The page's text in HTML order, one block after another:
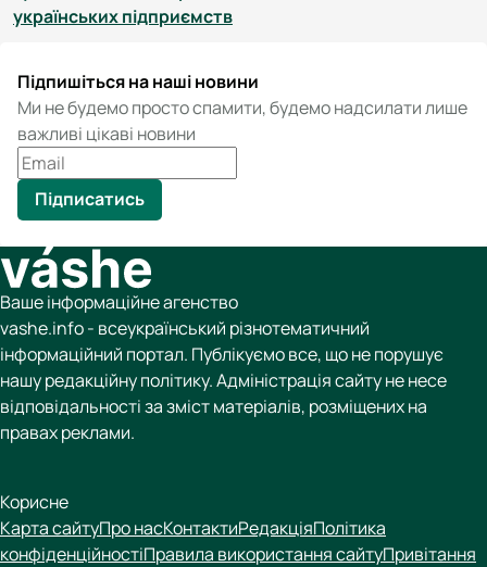
українських підприємств
Підпишіться на наші новини
Ми не будемо просто спамити, будемо надсилати лише
важливі цікаві новини
Підписатись
Ваше інформаційне агенство
vashe.info - всеукраїнський різнотематичний
інформаційний портал. Публікуємо все, що не порушує
нашу редакційну політику. Адміністрація сайту не несе
відповідальності за зміст матеріалів, розміщених на
правах реклами.
Корисне
Карта сайтуПро насКонтактиРедакціяПолітика
конфіденційностіПравила використання сайтуПривітання